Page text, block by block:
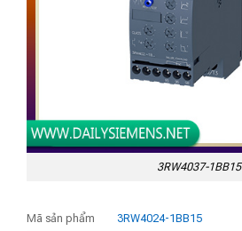
3RW4037-1BB15
Mã sản phẩm 3RW4024-1BB15